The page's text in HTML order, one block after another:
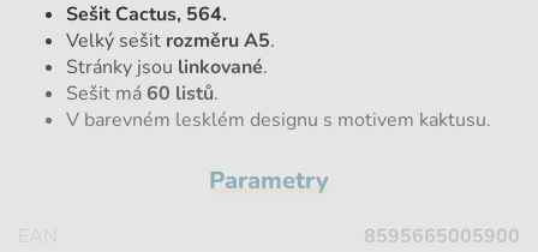
Sešit Cactus, 564.
Velký sešit rozměru A5.
Stránky jsou linkované.
Sešit má 60 listů.
V barevném lesklém designu s motivem kaktusu.
Parametry
EAN
8595665005900